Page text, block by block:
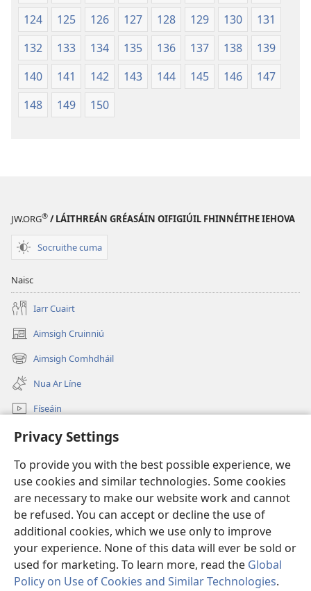
Privacy Settings
To provide you with the best possible experience, we
use cookies and similar technologies. Some cookies
are necessary to make our website work and cannot
be refused. You can accept or decline the use of
additional cookies, which we use only to improve
your experience. None of this data will ever be sold or
used for marketing. To learn more, read the Global
Policy on Use of Cookies and Similar Technologies.
124
125 126 127 128 129 130
131
132
133 134 135 136 137 138
139
140
141 142 143 144 145 146
147
148
149 150
JW.ORG® / LÁITHREÁN GRÉASÁIN OIFIGIÚIL FHINNÉITHE IEHOVA
Socruithe cuma
Naisc
Iarr Cuairt
Aimsigh Cruinniú
(opens
new
window)
Aimsigh Comhdháil
(opens
new
window)
Nua Ar Líne
Físeáin
Cuardaigh
Síntiúis
(opens
new
window)Watchtower—Leabharlann ar Líne
(opens
new
window)JW Hub ®
(opens
new
window)